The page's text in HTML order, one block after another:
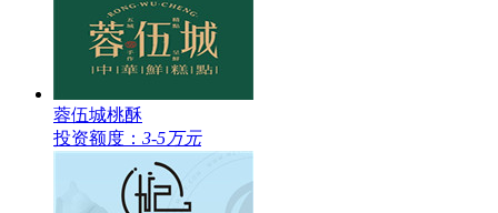
蓉伍城桃酥
投资额度： 3-5万元